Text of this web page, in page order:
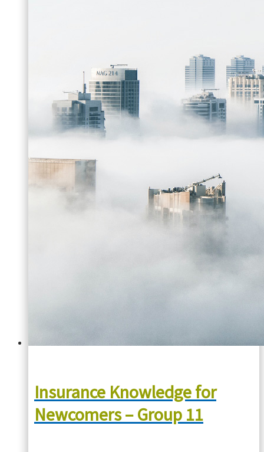
Insurance Knowledge for
Newcomers – Group 11